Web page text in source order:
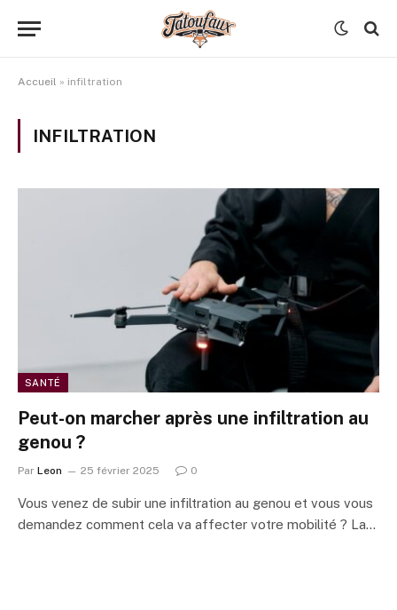
Accueil » infiltration
INFILTRATION
SANTÉ
Peut-on marcher après une infiltration au
genou ?
Par Leon 25 février 2025 0
Vous venez de subir une infiltration au genou et vous vous
demandez comment cela va affecter votre mobilité ? La…